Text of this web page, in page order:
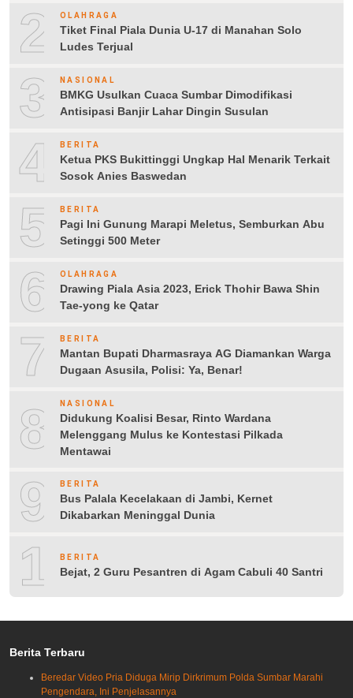
2 OLAHRAGA
Tiket Final Piala Dunia U-17 di Manahan Solo
Ludes Terjual
3 NASIONAL
BMKG Usulkan Cuaca Sumbar Dimodifikasi
Antisipasi Banjir Lahar Dingin Susulan
4 BERITA
Ketua PKS Bukittinggi Ungkap Hal Menarik Terkait
Sosok Anies Baswedan
5 BERITA
Pagi Ini Gunung Marapi Meletus, Semburkan Abu
Setinggi 500 Meter
6 OLAHRAGA
Drawing Piala Asia 2023, Erick Thohir Bawa Shin
Tae-yong ke Qatar
7 BERITA
Mantan Bupati Dharmasraya AG Diamankan Warga
Dugaan Asusila, Polisi: Ya, Benar!
8 NASIONAL
Didukung Koalisi Besar, Rinto Wardana
Melenggang Mulus ke Kontestasi Pilkada
Mentawai
9 BERITA
Bus Palala Kecelakaan di Jambi, Kernet
Dikabarkan Meninggal Dunia
10BERITA
Bejat, 2 Guru Pesantren di Agam Cabuli 40 Santri
Berita Terbaru
Beredar Video Pria Diduga Mirip Dirkrimum Polda Sumbar Marahi
Pengendara, Ini Penjelasannya